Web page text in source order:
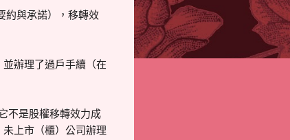
約與承諾），移轉效
辦理了過戶手續（在
不是股權移轉效力成
上市（櫃）公司辦理